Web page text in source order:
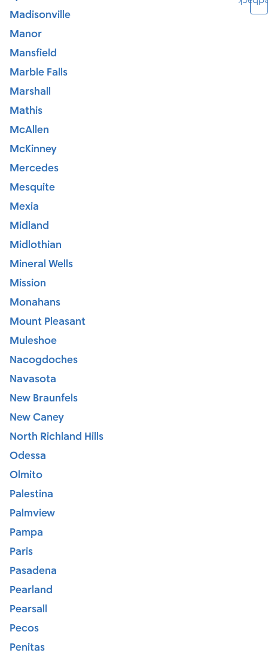
Madisonville
Manor
Mansfield
Marble Falls
Marshall
Mathis
McAllen
McKinney
Mercedes
Mesquite
Mexia
Midland
Midlothian
Mineral Wells
Mission
Monahans
Mount Pleasant
Muleshoe
Nacogdoches
Navasota
New Braunfels
New Caney
North Richland Hills
Odessa
Olmito
Palestina
Palmview
Pampa
Paris
Pasadena
Pearland
Pearsall
Pecos
Penitas